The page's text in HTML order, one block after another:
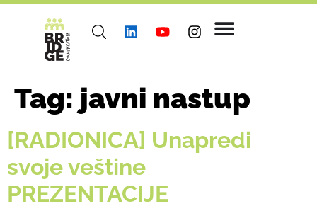
Tag: javni nastup
[RADIONICA] Unapredi
svoje veštine
PREZENTACIJE